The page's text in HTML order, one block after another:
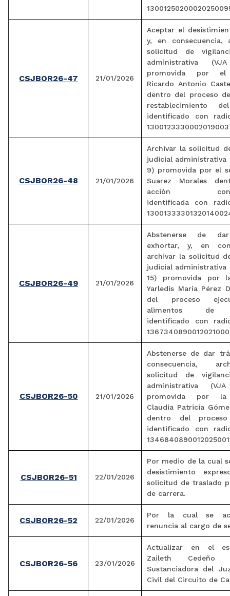
CSJBOR26-47 21/01/2026
Aceptar el
y, en consecuencia,
solicitud de
administrativa
promovida por el
Ricardo Antonio
dentro del proceso
restablecimiento
identificado con
CSJBOR26-48 21/01/2026
Archivar la solicitud
judicial administrativa
9) promovida por el
Suarez Morales
acción
identificada con
CSJBOR26-49 21/01/2026
Abstenerse de
exhortar, y, en
archivar la solicitud
judicial administrativa
15) promovida por
Yarledis María Pérez
del proceso
alimentos de
identificado con
CSJBOR26-50 21/01/2026
Abstenerse de dar
consecuencia,
solicitud de
administrativa
promovida por la
Claudia Patricia
dentro del proceso
identificado con
CSJBOR26-51 22/01/2026
Por medio de la cual
desistimiento
solicitud de traslado
de carrera.
CSJBOR26-52 22/01/2026
Por la cual se
renuncia al cargo de
CSJBOR26-56 23/01/2026
Actualizar en el
Zaileth
Sustanciadora del
Civil del Circuito de